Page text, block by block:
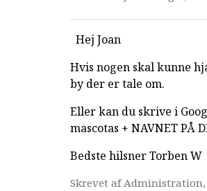
Hej Joan
Hvis nogen skal kunne
by der er tale om.
Eller kan du skrive i
mascotas + NAVNET PÅ
Bedste hilsner Torben W
Skrevet af Administration,